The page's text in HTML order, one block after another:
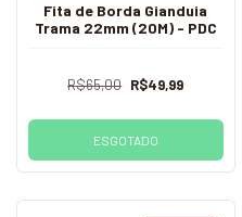
Fita de Borda Gianduia
Trama 22mm (20M) - PDC
R$65,00 R$49,99
ESGOTADO